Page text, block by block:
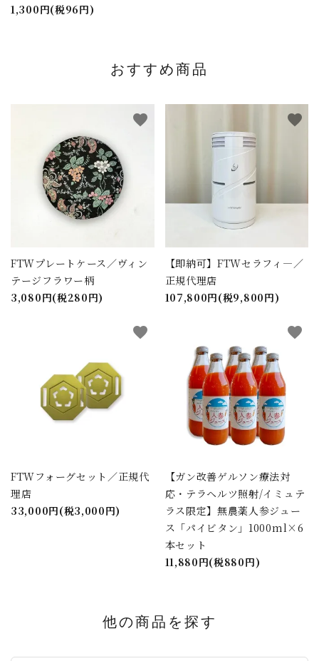
1,300円(税96円)
おすすめ商品
FTWプレートケース／ヴィン
テージフラワー柄
3,080円(税280円)
favorite
【即納可】FTWセラフィ―／
正規代理店
107,800円(税9,800円)
favorite
FTWフォーグセット／正規代
理店
33,000円(税3,000円)
favorite
【ガン改善ゲルソン療法対
応・テラヘルツ照射/イミュテ
ラス限定】無農薬人参ジュー
ス「パイビタン」1000ml×6
本セット
11,880円(税880円)
favorite
他の商品を探す